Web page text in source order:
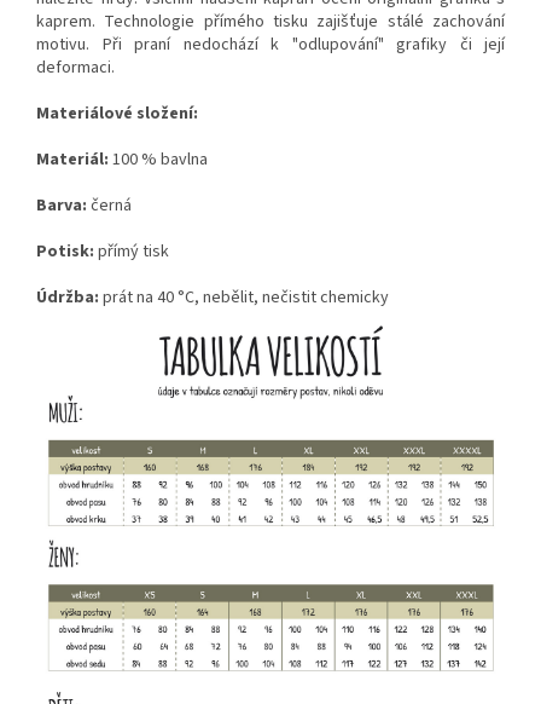
kaprem. Technologie přímého tisku zajišťuje stálé zachování
motivu. Při praní nedochází k "odlupování" grafiky či její
deformaci.
Materiálové složení:
Materiál: 100 % bavlna
Barva: černá
Potisk: přímý tisk
Údržba: prát na 40 °C, nebělit, nečistit chemicky